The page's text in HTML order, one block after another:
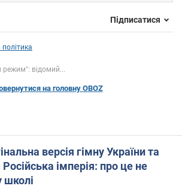
Підписатися
режим": відомий...
на головну OBOZ
версія гімну України та
Російська імперія: про це не
школі